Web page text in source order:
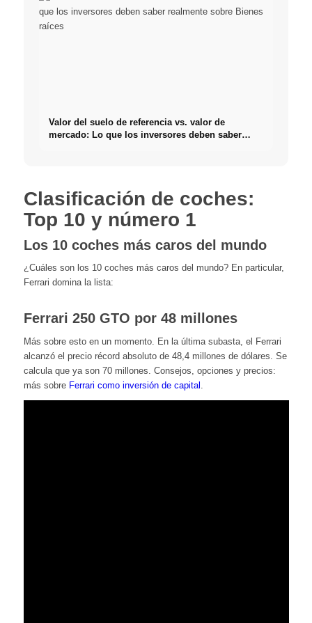
Valor del suelo de referencia vs. valor de
mercado: Lo que los inversores deben saber
Clasificación de coches:
Top 10 y número 1
Los 10 coches más caros del mundo
¿Cuáles son los 10 coches más caros del mundo? En particular,
Ferrari domina la lista:
Ferrari 250 GTO por 48 millones
Más sobre esto en un momento. En la última subasta, el Ferrari
alcanzó el precio récord absoluto de 48,4 millones de dólares. Se
calcula que ya son 70 millones. Consejos, opciones y precios:
más sobre Ferrari como inversión de capital